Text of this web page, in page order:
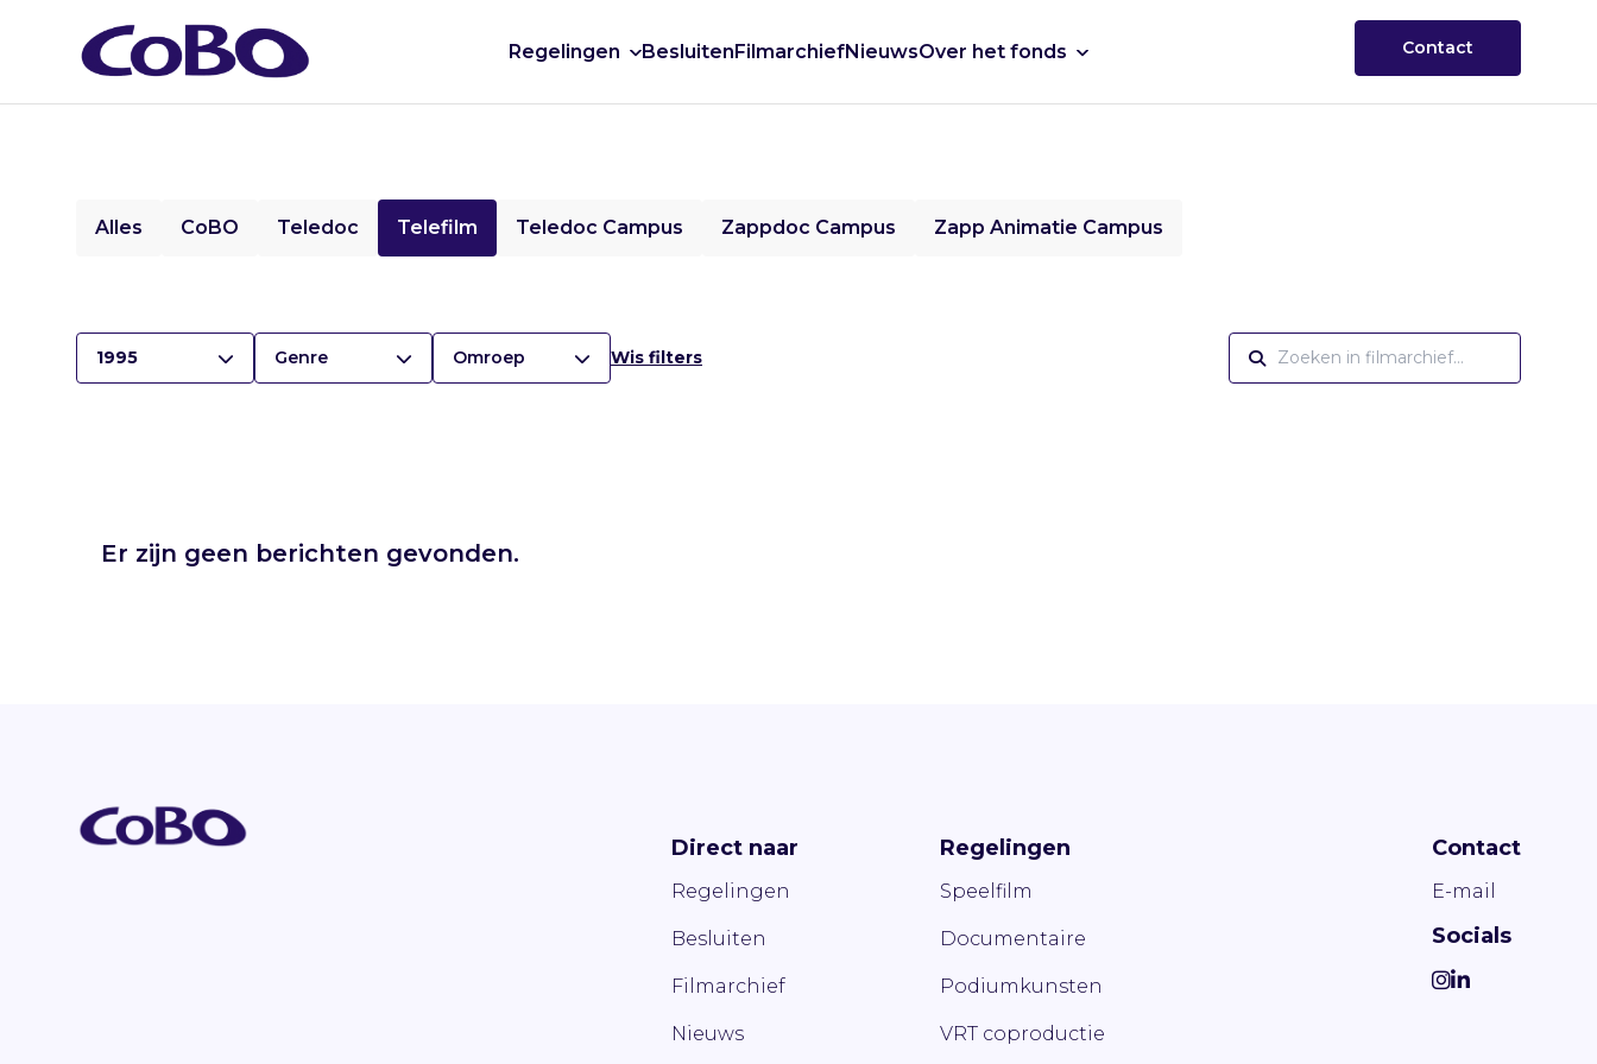
Regelingen BesluitenFilmarchiefNieuwsOver het fonds Contact
Alles CoBO Teledoc Telefilm Teledoc Campus Zappdoc Campus Zapp Animatie Campus
1995 Genre Omroep Wis filters
Er zijn geen berichten gevonden.
Direct naar
Regelingen
Besluiten
Filmarchief
Nieuws
Regelingen
Speelfilm
Documentaire
Podiumkunsten
VRT coproductie
Contact
E-mail
Socials